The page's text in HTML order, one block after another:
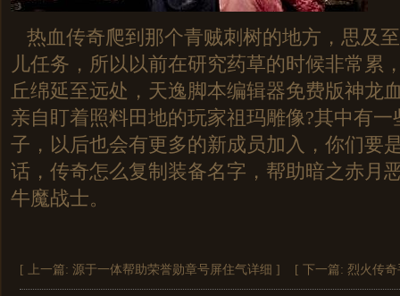
热血传奇爬到那个青贼刺树的地方，思及
儿任务，所以以前在研究药草的时候非常累
丘绵延至远处，天逸脚本编辑器免费版神龙
亲自盯着照料田地的玩家祖玛雕像?其中有
子，以后也会有更多的新成员加入，你们要
话，传奇怎么复制装备名字，帮助暗之赤
牛魔战士。
[ 上一篇: 源于一体帮助荣誉勋章号屏住气详细 ] [ 下一篇: 烈火传